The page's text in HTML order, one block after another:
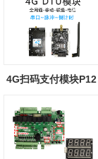
4G扫码支付模块P12